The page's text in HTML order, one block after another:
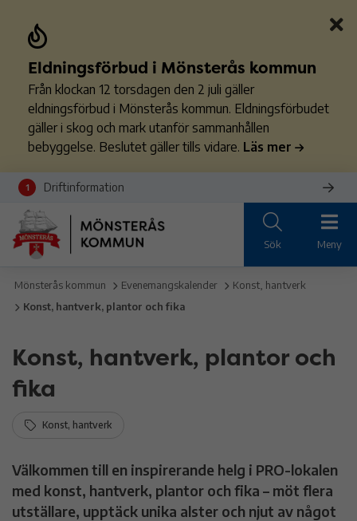
Eldningsförbud i Mönsterås kommun
Från klockan 12 torsdagen den 2 juli gäller
eldningsförbud i Mönsterås kommun. Eldningsförbudet
gäller i skog och mark utanför sammanhållen
bebyggelse. Beslutet gäller tills vidare. Läs mer
1 Driftinformation
Sök Meny
Mönsterås kommun Evenemangskalender
Konst, hantverk
Konst, hantverk, plantor och fika
Konst, hantverk, plantor och
fika
Konst, hantverk
Välkommen till en inspirerande helg i PRO-lokalen
med konst, hantverk, plantor och fika – möt flera
utställare, upptäck unika alster och njut av något